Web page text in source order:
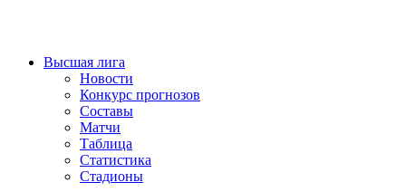
Высшая лига
Новости
Конкурс прогнозов
Составы
Матчи
Таблица
Статистика
Стадионы